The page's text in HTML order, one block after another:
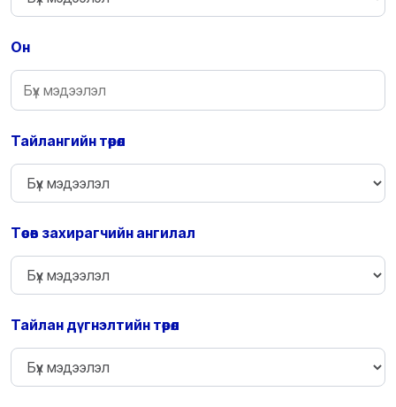
Он
Тайлангийн төрөл
Төсөв захирагчийн ангилал
Тайлан дүгнэлтийн төрөл